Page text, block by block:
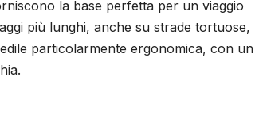
la base perfetta per un viaggio
più lunghi, anche su strade tortuose,
particolarmente ergonomica, con un